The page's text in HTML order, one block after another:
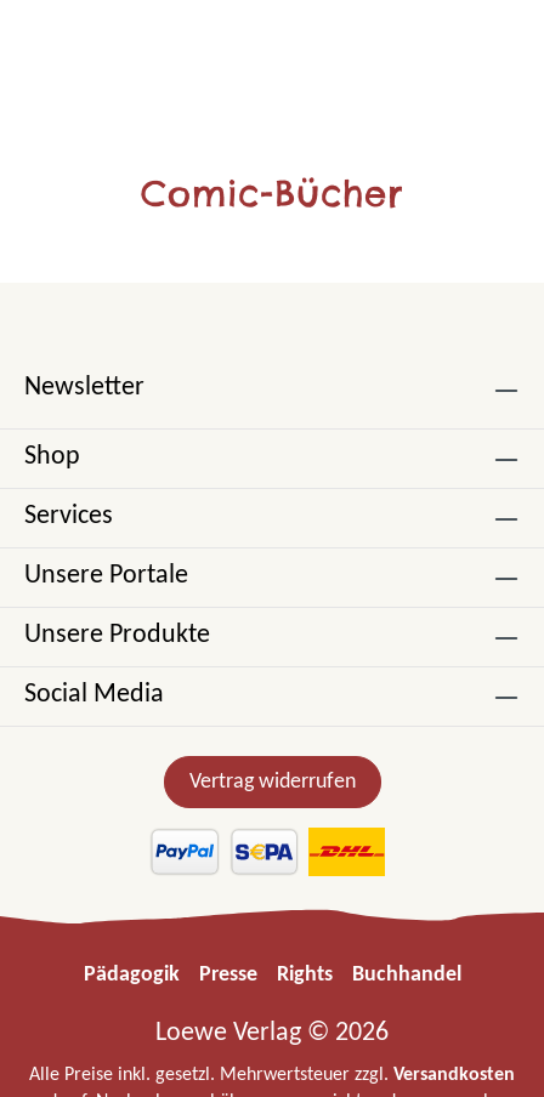
Comic-Bücher
Newsletter
Shop
Services
Unsere Portale
Unsere Produkte
Social Media
Vertrag widerrufen
Pädagogik Presse Rights Buchhandel
Loewe Verlag © 2026
Alle Preise inkl. gesetzl. Mehrwertsteuer zzgl. Versandkosten